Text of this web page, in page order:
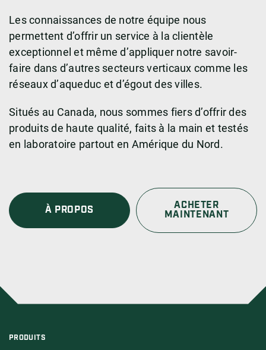
Les connaissances de notre équipe nous
permettent d’offrir un service à la clientèle
exceptionnel et même d’appliquer notre savoir-
faire dans d’autres secteurs verticaux comme les
réseaux d’aqueduc et d’égout des villes.
Situés au Canada, nous sommes fiers d’offrir des
produits de haute qualité, faits à la main et testés
en laboratoire partout en Amérique du Nord.
À PROPOS ACHETER
MAINTENANT
PRODUITS